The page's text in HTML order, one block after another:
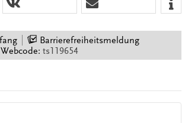
Barrierefreiheitsmeldung
Webcode: ts119654